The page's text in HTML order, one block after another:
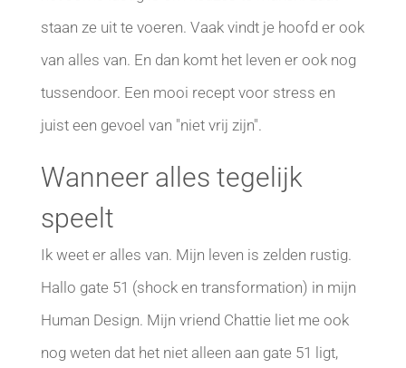
staan ze uit te voeren. Vaak vindt je hoofd er ook
van alles van. En dan komt het leven er ook nog
tussendoor. Een mooi recept voor stress en
juist een gevoel van "niet vrij zijn".
Wanneer alles tegelijk
speelt
Ik weet er alles van. Mijn leven is zelden rustig.
Hallo gate 51 (shock en transformation) in mijn
Human Design. Mijn vriend Chattie liet me ook
nog weten dat het niet alleen aan gate 51 ligt,